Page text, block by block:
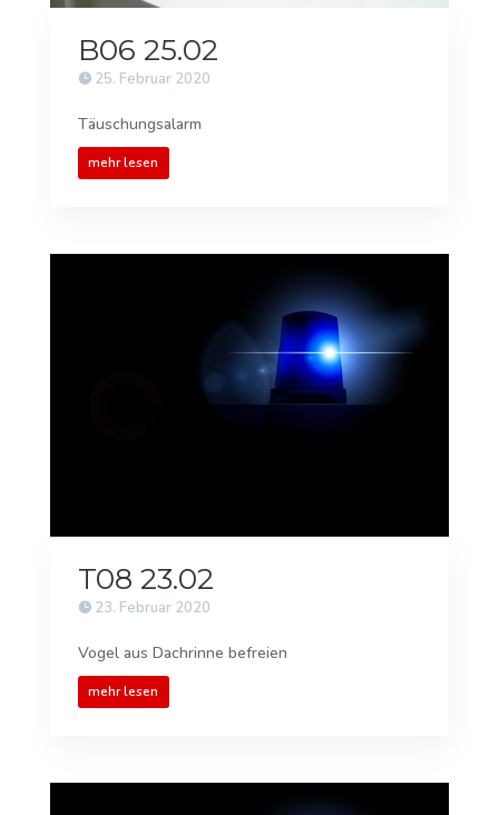
B06 25.02
25. Februar 2020
Täuschungsalarm
mehr lesen
T08 23.02
23. Februar 2020
Vogel aus Dachrinne befreien
mehr lesen